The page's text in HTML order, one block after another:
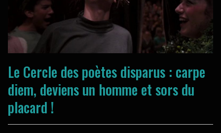
Le Cercle des poètes disparus : carpe
diem, deviens un homme et sors du
placard !